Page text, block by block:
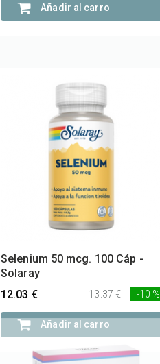
Añadir al carro
Selenium 50 mcg. 100 Cáp -
Solaray
12.03 €
13.37 € -10 %
Añadir al carro